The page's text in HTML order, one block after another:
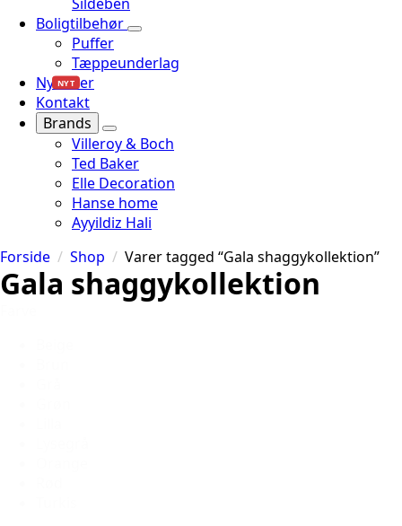
Boligtilbehør
Puffer
Tæppeunderlag
Nyheder
NYT
Kontakt
Brands
Villeroy & Boch
Ted Baker
Elle Decoration
Hanse home
Ayyildiz Hali
Forside
Shop Varer tagged “Gala shaggykollektion”
Gala shaggykollektion